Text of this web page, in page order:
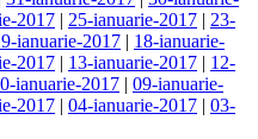
2017 | 25-ianuarie-2017 | 23-
ianuarie-2017 | 18-ianuarie-
2017 | 13-ianuarie-2017 | 12-
ianuarie-2017 | 09-ianuarie-
2017 | 04-ianuarie-2017 | 03-